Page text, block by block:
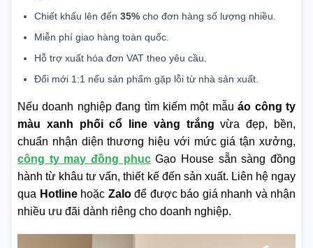
Chiết khấu lên đến 35% cho đơn hàng số lượng nhiều.
Miễn phí giao hàng toàn quốc.
Hỗ trợ xuất hóa đơn VAT theo yêu cầu.
Đổi mới 1:1 nếu sản phẩm gặp lỗi từ nhà sản xuất.
Nếu doanh nghiệp đang tìm kiếm một mẫuáo công ty
màu xanh phối cổ line vàng trắng vừa đẹp, bền,
chuẩn nhận diện thương hiệu với mức giá tận xưởng,
công ty may đồng phụcGạo House sẵn sàng đồng
hành từ khâu tư vấn, thiết kế đến sản xuất. Liên hệ ngay
qua Hotlinehoặc Zalođể được báo giá nhanh và nhận
nhiều ưu đãi dành riêng cho doanh nghiệp.